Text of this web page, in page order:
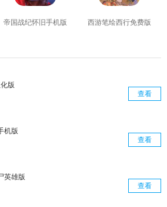
帝国战纪怀旧手机版 西游笔绘西行免费版
版
查看
机版
查看
英雄版
查看